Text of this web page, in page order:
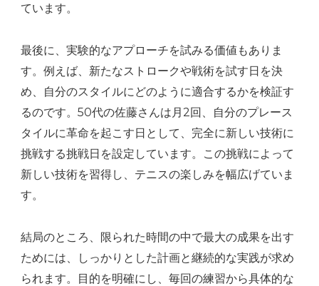
ています。
最後に、実験的なアプローチを試みる価値もありま
す。例えば、新たなストロークや戦術を試す日を決
め、自分のスタイルにどのように適合するかを検証す
るのです。50代の佐藤さんは月2回、自分のプレース
タイルに革命を起こす日として、完全に新しい技術に
挑戦する挑戦日を設定しています。この挑戦によって
新しい技術を習得し、テニスの楽しみを幅広げていま
す。
結局のところ、限られた時間の中で最大の成果を出す
ためには、しっかりとした計画と継続的な実践が求め
られます。目的を明確にし、毎回の練習から具体的な